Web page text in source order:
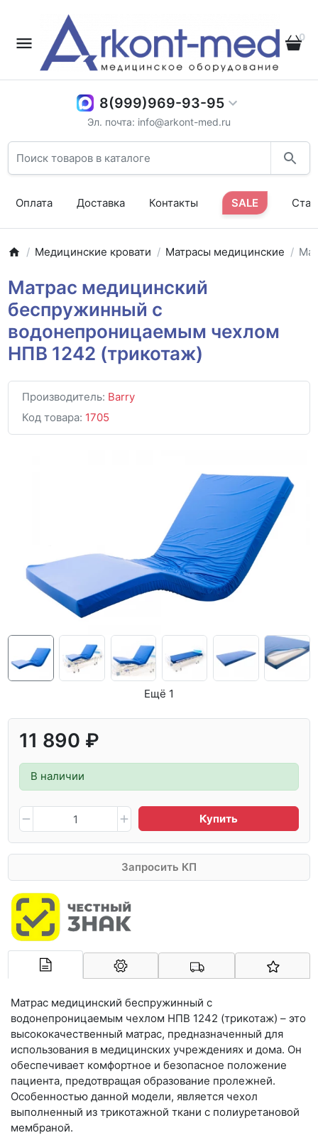
0
8(999)969-93-95
Эл. почта: info@arkont-med.ru
Оплата Доставка Контакты SALE
Медицинские кровати Матрасы медицинские
Матрас медицинский
беспружинный с
водонепроницаемым чехлом
НПВ 1242 (трикотаж)
Производитель: Barry
Код товара: 1705
Ещё 1
11 890 ₽
В наличии
Купить
Запросить КП
Матрас медицинский беспружинный с
водонепроницаемым чехлом НПВ 1242 (трикотаж) – это
высококачественный матрас, предназначенный для
использования в медицинских учреждениях и дома. Он
обеспечивает комфортное и безопасное положение
пациента, предотвращая образование пролежней.
Особенностью данной модели, является чехол
выполненный из трикотажной ткани с полиуретановой
мембраной.